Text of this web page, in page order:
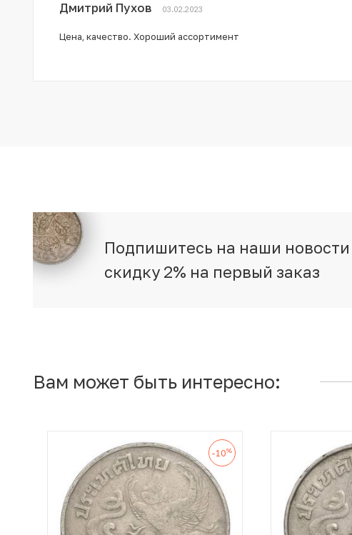
Дмитрий Пухов 03.02.2023
Цена, качество. Хороший ассортимент
Подпишитесь на наши новости
скидку 2% на первый заказ
Вам может быть интересно:
-10%